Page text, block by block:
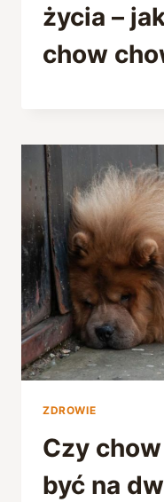
życia –
chow
ZDROWIE
Czy
być na